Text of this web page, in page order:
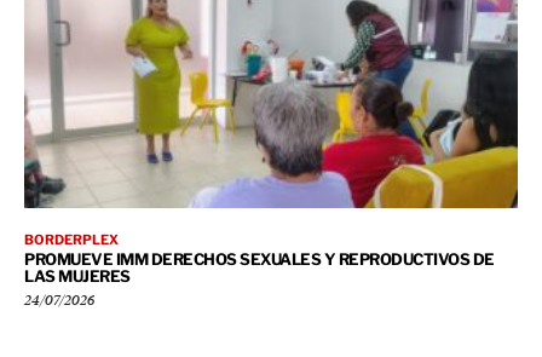
BORDERPLEX
PROMUEVE IMM DERECHOS SEXUALES Y REPRODUCTIVOS DE
LAS MUJERES
24/07/2026